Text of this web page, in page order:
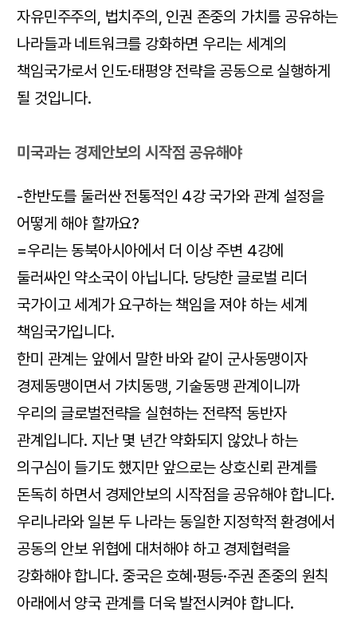
자유민주주의, 법치주의, 인권 존중의 가치를 공유하는
나라들과 네트워크를 강화하면 우리는 세계의
책임국가로서 인도·태평양 전략을 공동으로 실행하게
될 것입니다.
미국과는 경제안보의 시작점 공유해야
-한반도를 둘러싼 전통적인 4강 국가와 관계 설정을
어떻게 해야 할까요?
=우리는 동북아시아에서 더 이상 주변 4강에
둘러싸인 약소국이 아닙니다. 당당한 글로벌 리더
국가이고 세계가 요구하는 책임을 져야 하는 세계
책임국가입니다.
한미 관계는 앞에서 말한 바와 같이 군사동맹이자
경제동맹이면서 가치동맹, 기술동맹 관계이니까
우리의 글로벌전략을 실현하는 전략적 동반자
관계입니다. 지난 몇 년간 약화되지 않았나 하는
의구심이 들기도 했지만 앞으로는 상호신뢰 관계를
돈독히 하면서 경제안보의 시작점을 공유해야 합니다.
우리나라와 일본 두 나라는 동일한 지정학적 환경에서
공동의 안보 위협에 대처해야 하고 경제협력을
강화해야 합니다. 중국은 호혜·평등·주권 존중의 원칙
아래에서 양국 관계를 더욱 발전시켜야 합니다.